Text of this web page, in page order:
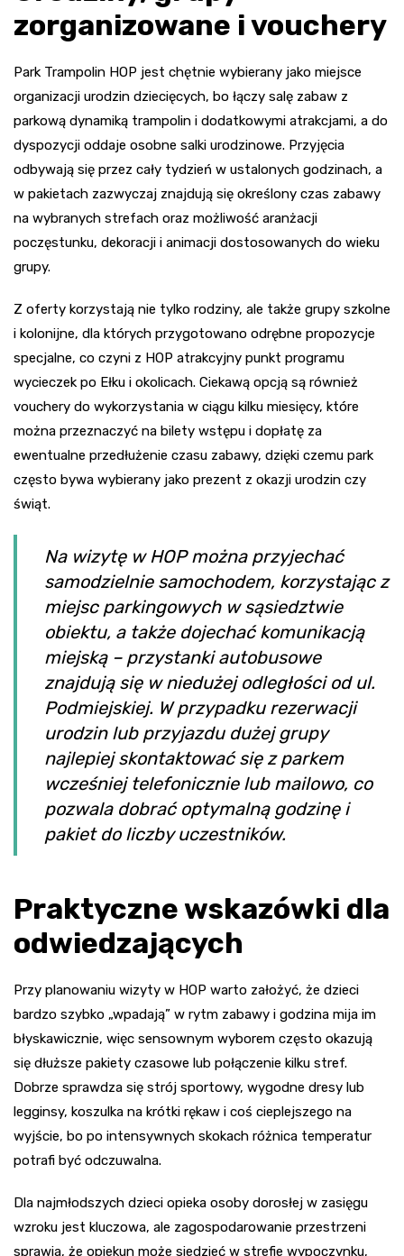
zorganizowane i vouchery
Park Trampolin HOP jest chętnie wybierany jako miejsce
organizacji urodzin dziecięcych, bo łączy salę zabaw z
parkową dynamiką trampolin i dodatkowymi atrakcjami, a do
dyspozycji oddaje osobne salki urodzinowe. Przyjęcia
odbywają się przez cały tydzień w ustalonych godzinach, a
w pakietach zazwyczaj znajdują się określony czas zabawy
na wybranych strefach oraz możliwość aranżacji
poczęstunku, dekoracji i animacji dostosowanych do wieku
grupy.
Z oferty korzystają nie tylko rodziny, ale także grupy szkolne
i kolonijne, dla których przygotowano odrębne propozycje
specjalne, co czyni z HOP atrakcyjny punkt programu
wycieczek po Ełku i okolicach. Ciekawą opcją są również
vouchery do wykorzystania w ciągu kilku miesięcy, które
można przeznaczyć na bilety wstępu i dopłatę za
ewentualne przedłużenie czasu zabawy, dzięki czemu park
często bywa wybierany jako prezent z okazji urodzin czy
świąt.
Na wizytę w HOP można przyjechać
samodzielnie samochodem, korzystając z
miejsc parkingowych w sąsiedztwie
obiektu, a także dojechać komunikacją
miejską – przystanki autobusowe
znajdują się w niedużej odległości od ul.
Podmiejskiej. W przypadku rezerwacji
urodzin lub przyjazdu dużej grupy
najlepiej skontaktować się z parkem
wcześniej telefonicznie lub mailowo, co
pozwala dobrać optymalną godzinę i
pakiet do liczby uczestników.
Praktyczne wskazówki dla
odwiedzających
Przy planowaniu wizyty w HOP warto założyć, że dzieci
bardzo szybko „wpadają” w rytm zabawy i godzina mija im
błyskawicznie, więc sensownym wyborem często okazują
się dłuższe pakiety czasowe lub połączenie kilku stref.
Dobrze sprawdza się strój sportowy, wygodne dresy lub
legginsy, koszulka na krótki rękaw i coś cieplejszego na
wyjście, bo po intensywnych skokach różnica temperatur
potrafi być odczuwalna.
Dla najmłodszych dzieci opieka osoby dorosłej w zasięgu
wzroku jest kluczowa, ale zagospodarowanie przestrzeni
sprawia, że opiekun może siedzieć w strefie wypoczynku,